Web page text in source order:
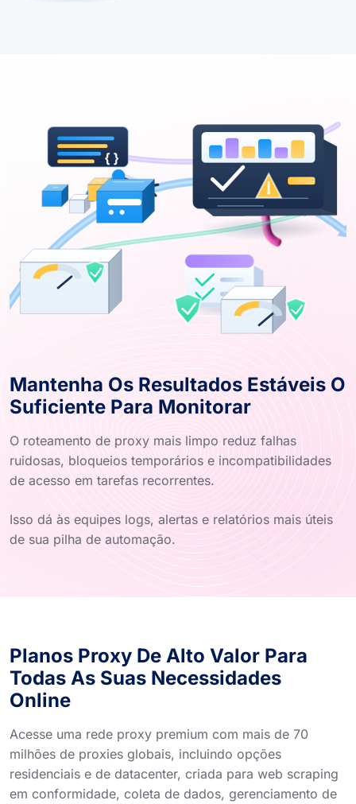
Mantenha Os Resultados Estáveis ​​o
Suficiente Para Monitorar
O roteamento de proxy mais limpo reduz falhas
ruidosas, bloqueios temporários e incompatibilidades
de acesso em tarefas recorrentes.
Isso dá às equipes logs, alertas e relatórios mais úteis
de sua pilha de automação.
Planos Proxy De Alto Valor Para
Todas As Suas Necessidades
Online
Acesse uma rede proxy premium com mais de 70
milhões de proxies globais, incluindo opções
residenciais e de datacenter, criada para web scraping
em conformidade, coleta de dados, gerenciamento de